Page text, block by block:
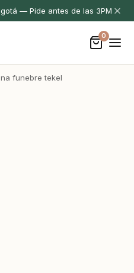
— Pide antes de las 3PM
0
funebre tekel